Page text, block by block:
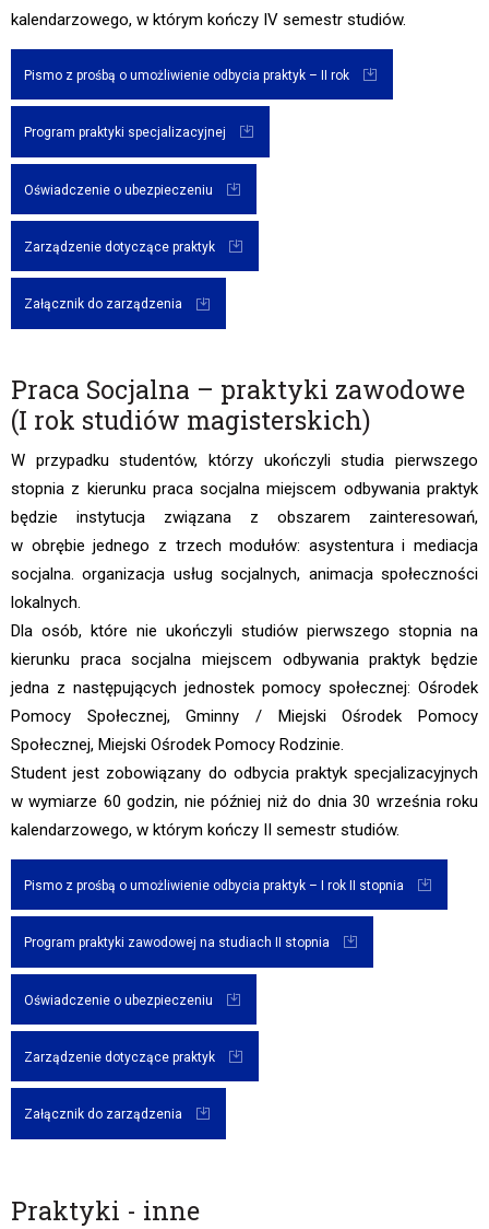
kalendarzowego, w którym kończy IV semestr studiów.
Pismo z prośbą o umożliwienie odbycia praktyk – II rok
Program praktyki specjalizacyjnej
Oświadczenie o ubezpieczeniu
Zarządzenie dotyczące praktyk
Załącznik do zarządzenia
Praca Socjalna – praktyki zawodowe
(I rok studiów magisterskich)
W przypadku studentów, którzy ukończyli studia pierwszego
stopnia z kierunku praca socjalna miejscem odbywania praktyk
będzie instytucja związana z obszarem zainteresowań,
w obrębie jednego z trzech modułów: asystentura i mediacja
socjalna. organizacja usług socjalnych, animacja społeczności
lokalnych.
Dla osób, które nie ukończyli studiów pierwszego stopnia na
kierunku praca socjalna miejscem odbywania praktyk będzie
jedna z następujących jednostek pomocy społecznej: Ośrodek
Pomocy Społecznej, Gminny / Miejski Ośrodek Pomocy
Społecznej, Miejski Ośrodek Pomocy Rodzinie.
Student jest zobowiązany do odbycia praktyk specjalizacyjnych
w wymiarze 60 godzin, nie później niż do dnia 30 września roku
kalendarzowego, w którym kończy II semestr studiów.
Pismo z prośbą o umożliwienie odbycia praktyk – I rok II stopnia
Program praktyki zawodowej na studiach II stopnia
Oświadczenie o ubezpieczeniu
Zarządzenie dotyczące praktyk
Załącznik do zarządzenia
Praktyki - inne